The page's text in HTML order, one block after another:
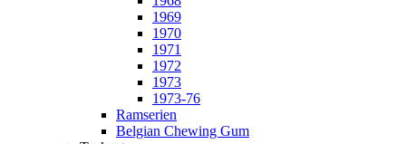
1969
1970
1971
1972
1973
1973-76
Ramserien
Belgian Chewing Gum